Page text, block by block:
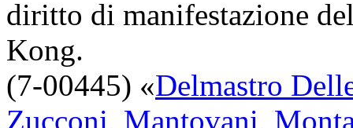
diritto di manifestazione
Kong.
(7-00445) «Delmastro
Zucconi, Mantovani,